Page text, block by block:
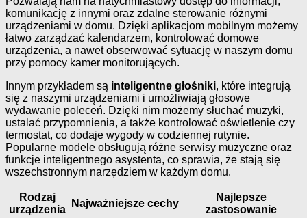
komunikację z innymi oraz zdalne sterowanie różnymi
urządzeniami w domu. Dzięki aplikacjom mobilnym możemy
łatwo zarządzać kalendarzem, kontrolować domowe
urządzenia, a nawet obserwować sytuację w naszym domu
przy pomocy kamer monitorujących.
Innym przykładem są inteligentne głośniki, które integrują
się z naszymi urządzeniami i umożliwiają głosowe
wydawanie poleceń. Dzięki nim możemy słuchać muzyki,
ustalać przypomnienia, a także kontrolować oświetlenie czy
termostat, co dodaje wygody w codziennej rutynie.
Popularne modele obsługują różne serwisy muzyczne oraz
funkcje inteligentnego asystenta, co sprawia, że stają się
wszechstronnym narzędziem w każdym domu.
Rodzaj
urządzenia
Najważniejsze cechy
Najlepsze
zastosowanie